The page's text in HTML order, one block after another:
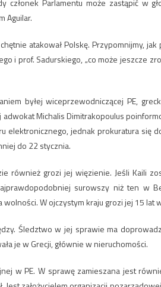
członek Parlamentu może zastąpić w
Aguilar.
atakował Polskę. Przypomnijmy,
i prof. Sadurskiego, „co może jeszcze
byłej wiceprzewodniczącej PE,
Michalis Dimitrakopoulus
elektronicznego, jednak prokuratura się
do 22 stycznia.
również grozi jej więzienie. Jeśli Kaili
surowszy niż ten w
W ojczystym kraju grozi jej 15 lat
Śledztwo w jej sprawie ma
je w Grecji, głównie w nieruchomości.
w PE. W sprawę zamieszana jest